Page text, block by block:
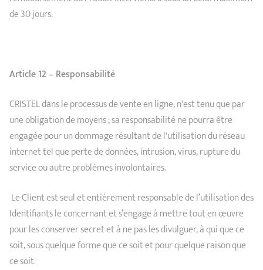
de 30 jours.
Article 12 – Responsabilité
CRISTEL dans le processus de vente en ligne, n'est tenu que par
une obligation de moyens ; sa responsabilité ne pourra être
engagée pour un dommage résultant de l'utilisation du réseau
internet tel que perte de données, intrusion, virus, rupture du
service ou autre problèmes involontaires.
Le Client est seul et entièrement responsable de l’utilisation des
Identifiants le concernant et s’engage à mettre tout en œuvre
pour les conserver secret et à ne pas les divulguer, à qui que ce
soit, sous quelque forme que ce soit et pour quelque raison que
ce soit.